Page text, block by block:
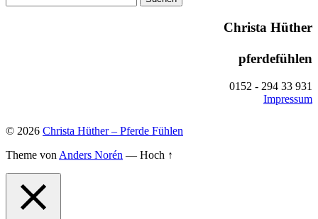
nach:
Christa Hüther
pferdefühlen
0152 - 294 33 931
Impressum
© 2026 Christa Hüther – Pferde Fühlen
Theme von Anders Norén — Hoch ↑